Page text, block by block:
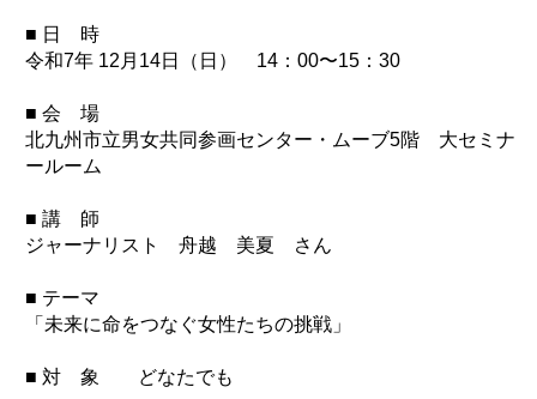
■ 日 時
令和7年 12月14日（日） 14：00〜15：30
■ 会 場
北九州市立男女共同参画センター・ムーブ5階 大セミナ
ールーム
■ 講 師
ジャーナリスト 舟越 美夏 さん
■ テーマ
「未来に命をつなぐ女性たちの挑戦」
■ 対 象 どなたでも